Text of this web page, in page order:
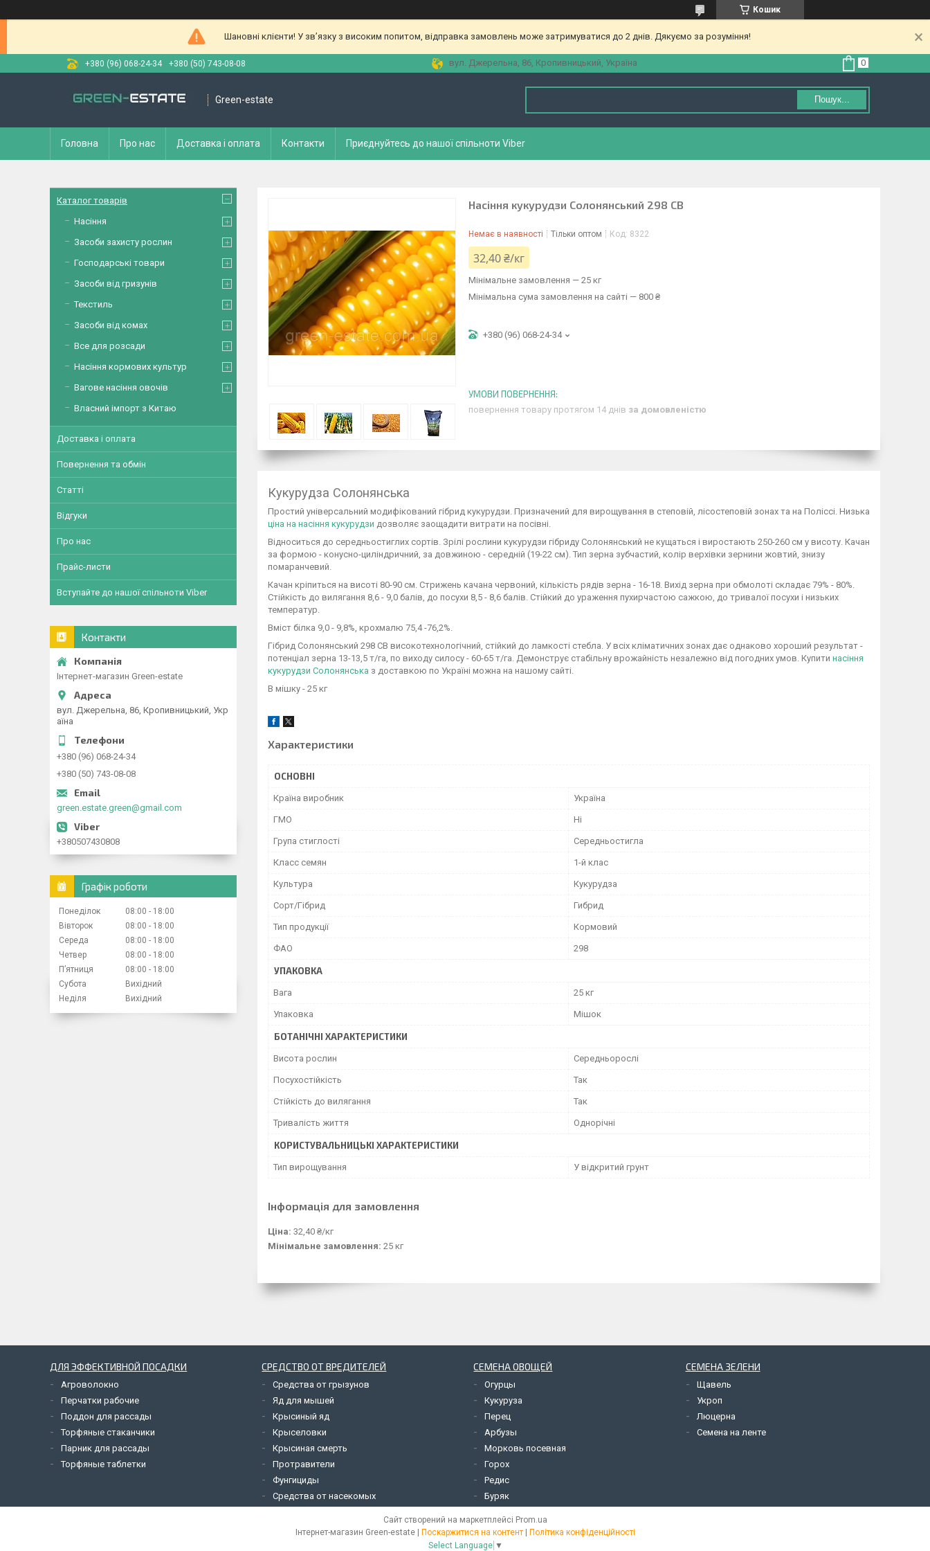
Кошик
Шановні клієнти! У зв’язку з високим попитом, відправка замовлень може затримуватися до 2 днів. Дякуємо за розуміння!
+380 (96) 068-24-34 +380 (50) 743-08-08 вул. Джерельна, 86, Кропивницький, Україна
Green-estate Пошук...
Головна Про нас Доставка і оплата Контакти Приєднуйтесь до нашої спільноти Viber
Насіння кукурудзи Солонянський 298 СВ
Немає в наявності Тільки оптом Код: 8322
32,40 ₴/кг
Мінімальне замовлення — 25 кг
Мінімальна сума замовлення на сайті — 800 ₴
+380 (96) 068-24-34
повернення товару протягом 14 днів за домовленістю
Кукурудза Солонянська
Простий універсальний модифікований гібрид кукурудзи. Призначений для вирощування в степовій, лісостеповій зонах та на Поліссі. Низька
ціна на насіння кукурудзи дозволяє заощадити витрати на посівні.
Відноситься до середньостиглих сортів. Зрілі рослини кукурудзи гібриду Солонянський не кущаться і виростають 250-260 см у висоту. Качан
за формою - конусно-циліндричний, за довжиною - середній (19-22 см). Тип зерна зубчастий, колір верхівки зернини жовтий, знизу
помаранчевий.
Качан кріпиться на висоті 80-90 см. Стрижень качана червоний, кількість рядів зерна - 16-18. Вихід зерна при обмолоті складає 79% - 80%.
Стійкість до вилягання 8,6 - 9,0 балів, до посухи 8,5 - 8,6 балів. Стійкий до ураження пухирчастою сажкою, до тривалої посухи і низьких
температур.
Вміст білка 9,0 - 9,8%, крохмалю 75,4 -76,2%.
Гібрид Солонянський 298 СВ високотехнологічний, стійкий до ламкості стебла. У всіх кліматичних зонах дає однаково хороший результат -
потенціал зерна 13-13,5 т/га, по виходу силосу - 60-65 т/га. Демонструє стабільну врожайність незалежно від погодних умов. Купити насіння
кукурудзи Солонянська з доставкою по Україні можна на нашому сайті.
В мішку - 25 кг
Характеристики
ОСНОВНІ
Країна виробник Україна
ГМО Ні
Група стиглості Середньостигла
Класс семян 1-й клас
Культура Кукурудза
Сорт/Гібрид Гибрид
Тип продукції Кормовий
ФАО 298
УПАКОВКА
Вага 25 кг
Упаковка Мішок
БОТАНІЧНІ ХАРАКТЕРИСТИКИ
Висота рослин Середньорослі
Посухостійкість Так
Стійкість до вилягання Так
Тривалість життя Однорічні
КОРИСТУВАЛЬНИЦЬКІ ХАРАКТЕРИСТИКИ
Тип вирощування У відкритий грунт
Інформація для замовлення
Ціна: 32,40 ₴/кг
Мінімальне замовлення: 25 кг
Каталог товарів
Насіння
Засоби захисту рослин
Господарські товари
Засоби від гризунів
Текстиль
Засоби від комах
Все для розсади
Насіння кормових культур
Вагове насіння овочів
Власний імпорт з Китаю
Доставка і оплата
Повернення та обмін
Статті
Відгуки
Про нас
Прайс-листи
Вступайте до нашої спільноти Viber
Контакти
Інтернет-магазин Green-estate
вул. Джерельна, 86, Кропивницький, Укр
аїна
+380 (96) 068-24-34
+380 (50) 743-08-08
green.estate.green@gmail.com
+380507430808
Графік роботи
Понеділок 08:00
18:00
Вівторок
08:00
18:00
Середа
08:00
18:00
Четвер
08:00
18:00
Пʼятниця
08:00
18:00
Субота
Вихідний
Неділя
Вихідний
ДЛЯ ЭФФЕКТИВНОЙ ПОСАДКИ
Агроволокно
Перчатки рабочие
Поддон для рассады
Торфяные стаканчики
Парник для рассады
Торфяные таблетки
СРЕДСТВО ОТ ВРЕДИТЕЛЕЙ
Средства от грызунов
Яд для мышей
Крысиный яд
Крыселовки
Крысиная смерть
Протравители
Фунгициды
Средства от насекомых
СЕМЕНА ОВОЩЕЙ
Огурцы
Кукуруза
Перец
Арбузы
Морковь посевная
Горох
Редис
Буряк
СЕМЕНА ЗЕЛЕНИ
Щавель
Укроп
Люцерна
Семена на ленте
Сайт створений на маркетплейсі Prom.ua
Поскаржитися на контент
Політика конфіденційності
Select Language ▼